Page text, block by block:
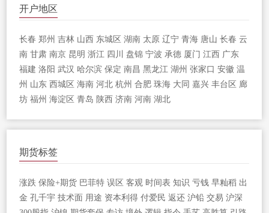
开户地区
长春 郑州 吉林 山西 东城区 湖南 太原 辽宁 青海 唐山 长春 云
南 甘肃 南京 昆明 浙江 四川 盘锦 宁波 承德 厦门 江西 广东
福建 洛阳 武汉 哈尔滨 保定 南昌 黑龙江 湖州 张家口 安徽 温
州 山东 西城区 海南 河北 杭州 合肥 珠海 大同 嘉兴 丰台区 廊
坊 福州 海淀区 青岛 陕西 济南 河南 湖北
期货标签
涨跌 保险+期货 巴菲特 误区 客观 时间表 知识 亏钱 早籼稻 出
金 孔千宇 技术面 用途 资本利得 付爱民 返还 沪铅 交易 沪深